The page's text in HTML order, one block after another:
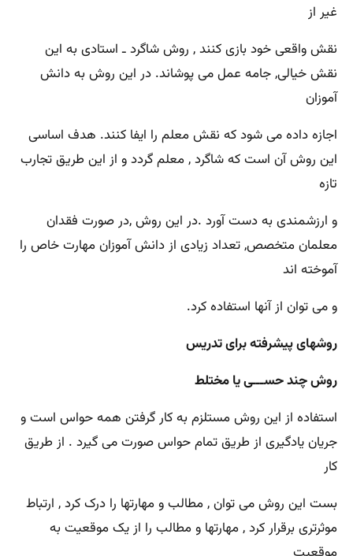
غیر از
نقش واقعی خود بازی کنند , روش شاگرد ـ استادی به این
نقش خیالی, جامه عمل می پوشاند. در این روش به دانش
آموزان
اجازه داده می شود که نقش معلم را ایفا کنند. هدف اساسی
این روش آن است که شاگرد , معلم گردد و از این طریق تجارب
تازه
و ارزشمندی به دست آورد .در این روش ,در صورت فقدان
معلمان متخصص, تعداد زیادی از دانش آموزان مهارت خاص را
آموخته اند
و می توان از آنها استفاده کرد.
روشهای پیشرفته برای تدریس
روش چند حســـی یا مختلط
استفاده از این روش مستلزم به کار گرفتن همه حواس است و
جریان یادگیری از طریق تمام حواس صورت می گیرد . از طریق
کار
بست این روش می توان , مطالب و مهارتها را درک کرد , ارتباط
موثرتری برقرار کرد , مهارتها و مطالب را از یک موقعیت به